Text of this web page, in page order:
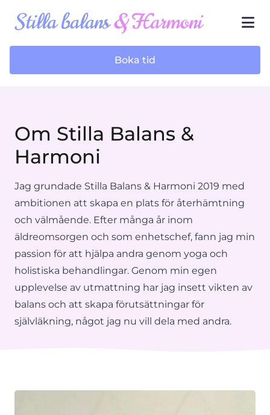
Boka tid
Om Stilla Balans &
Harmoni
Jag grundade Stilla Balans & Harmoni 2019 med
ambitionen att skapa en plats för återhämtning
och välmående. Efter många år inom
äldreomsorgen och som enhetschef, fann jag min
passion för att hjälpa andra genom yoga och
holistiska behandlingar. Genom min egen
upplevelse av utmattning har jag insett vikten av
balans och att skapa förutsättningar för
självläkning, något jag nu vill dela med andra.